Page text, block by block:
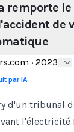
remporte
de
· 2023
par IA
d'un